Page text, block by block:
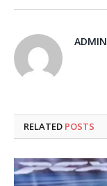
ADMIN
RELATED POSTS